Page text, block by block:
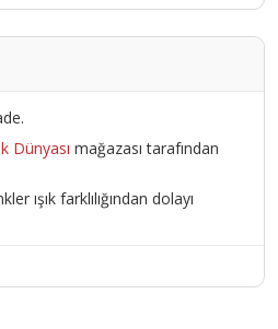
Dünyası mağazası tarafından
ışık farklılığından dolayı